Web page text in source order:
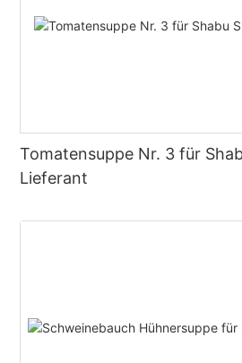
Tomatensuppe Nr. 3 für
Lieferant